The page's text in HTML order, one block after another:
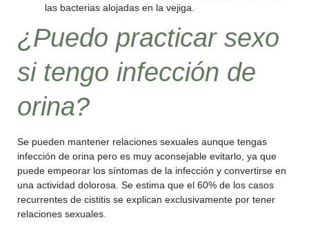
las bacterias alojadas en la vejiga.
¿Puedo practicar sexo
si tengo infección de
orina?
Se pueden mantener relaciones sexuales aunque tengas
infección de orina pero es muy aconsejable evitarlo, ya que
puede empeorar los síntomas de la infección y convertirse en
una actividad dolorosa. Se estima que el 60% de los casos
recurrentes de cistitis se explican exclusivamente por tener
relaciones sexuales.